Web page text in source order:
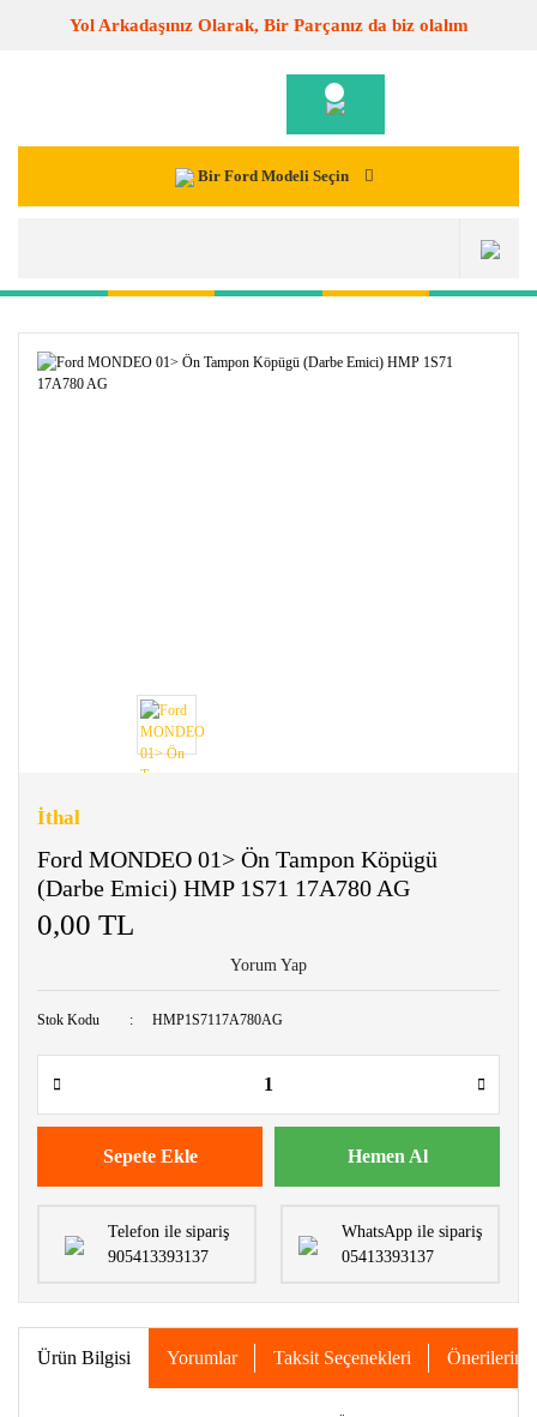
Yol Arkadaşınız Olarak, Bir Parçanız da biz olalım
Bir Ford Modeli Seçin
İthal
Ford MONDEO 01> Ön Tampon Köpügü
(Darbe Emici) HMP 1S71 17A780 AG
0,00 TL
Yorum Yap
Stok Kodu HMP1S7117A780AG
Sepete Ekle Hemen Al
Telefon ile sipariş
905413393137
WhatsApp ile sipariş
05413393137
Ürün Bilgisi Yorumlar Taksit Seçenekleri Önerileriniz